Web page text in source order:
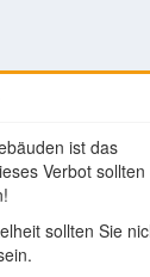
ist das
Verbot sollten
sollten Sie